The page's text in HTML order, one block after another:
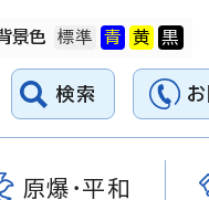
景色
検索
原爆・平和